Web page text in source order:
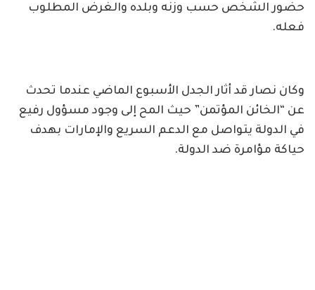
حضور الشخص حسب وزنه وبلده والغرض المطلوب
فعله.
وكان نصار قد أثار الجدل الأسبوع الماضي عندما تحدث
عن “الخائن المؤتمن” حيث المح إلى وجود مسؤول رفيع
في الدولة يتواصل مع الدعم السريع والإمارات بهدف
حياكة مؤامرة ضد الدولة.